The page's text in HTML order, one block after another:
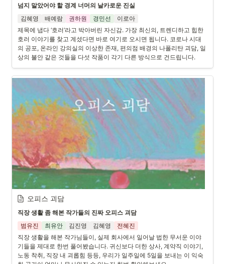
넘지 말았어야 할 경계 너머의 날카로운 진실
김혜영
배예람 권하원 경민선
이로아
제목에 냅다 ‘호러’라고 박아버린 자신감. 가장 최신의, 트렌디하고 힙한
호러 이야기를 찾고 계셨다면 바로 여기로 오시면 됩니다. 코로나 시대
의 공포, 온라인 강의실의 이상한 존재, 편의점 배경의 나폴리탄 괴담, 일
상의 불안 같은 것들을 다섯 작품이 각기 다른 방식으로 건드립니다.
오피스 괴담
직장 생활 좀 해본 작가들의 진짜 오피스 괴담
범유진
최유안 김진영 김혜영
전혜진
직장 생활을 해본 작가님들이, 실제 회사에서 일어날 법한 무서운 이야
기들을 제대로 한번 풀어봤습니다. 귀신보다 더한 상사, 계약직 이야기,
노동 착취, 직장 내 괴롭힘 등등, 우리가 일주일에 5일을 보내는 이 익숙